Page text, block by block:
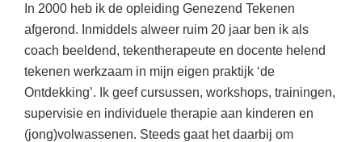
In 2000 heb ik de opleiding Genezend Tekenen
afgerond. Inmiddels alweer ruim 20 jaar ben ik als
coach beeldend, tekentherapeute en docente helend
tekenen werkzaam in mijn eigen praktijk ‘de
Ontdekking’. Ik geef cursussen, workshops, trainingen,
supervisie en individuele therapie aan kinderen en
(jong)volwassenen. Steeds gaat het daarbij om